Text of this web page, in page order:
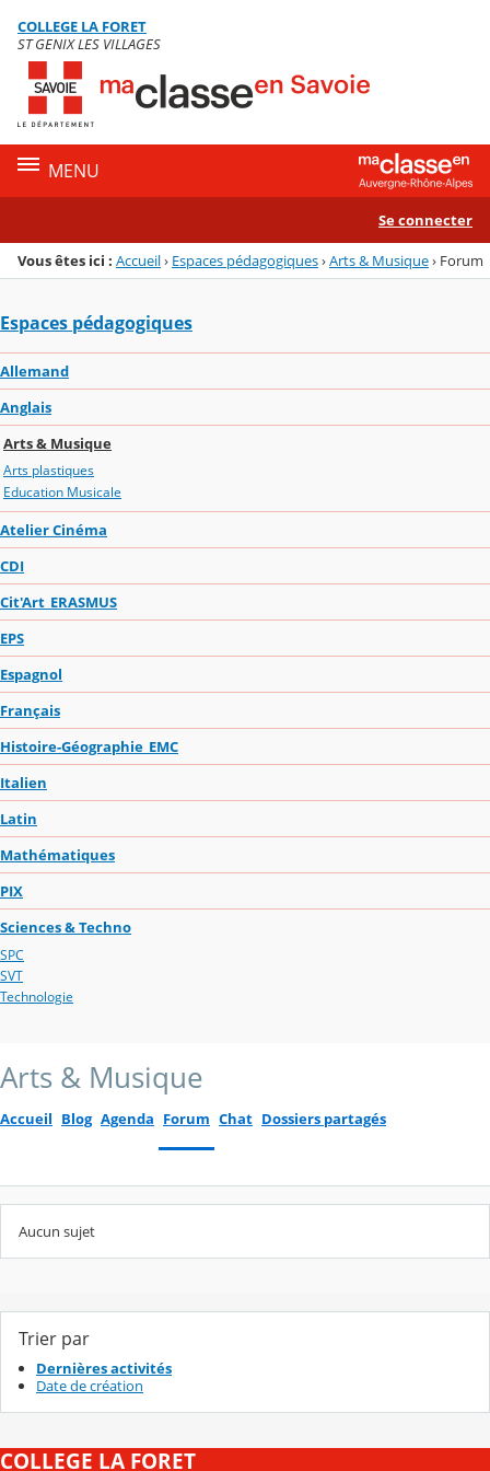
Menu de la rubrique
Contenu
COLLEGE LA FORET
ST GENIX LES VILLAGES
MENU
Se connecter
Vous êtes ici : Accueil› Espaces pédagogiques›Arts & Musique› Forum
Espaces pédagogiques
Allemand
Anglais
Arts & Musique
Arts plastiques
Education Musicale
Atelier Cinéma
CDI
Cit'Art_ERASMUS
EPS
Espagnol
Français
Histoire-Géographie_EMC
Italien
Latin
Mathématiques
PIX
Sciences & Techno
SPC
SVT
Technologie
Arts & Musique
Accueil Blog Agenda Forum Chat Dossiers partagés
Aucun sujet
Trier par
Dernières activités
Date de création
COLLEGE LA FORET